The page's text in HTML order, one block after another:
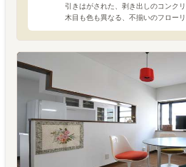
引きはがされた、剥き出しのコンクリ
木目も色も異なる、不揃いのフローリ
いわゆる“ラフな仕上げ”というお洒落
アンスを片足分ほど飛び越えた、す
な姿です。暮らしや